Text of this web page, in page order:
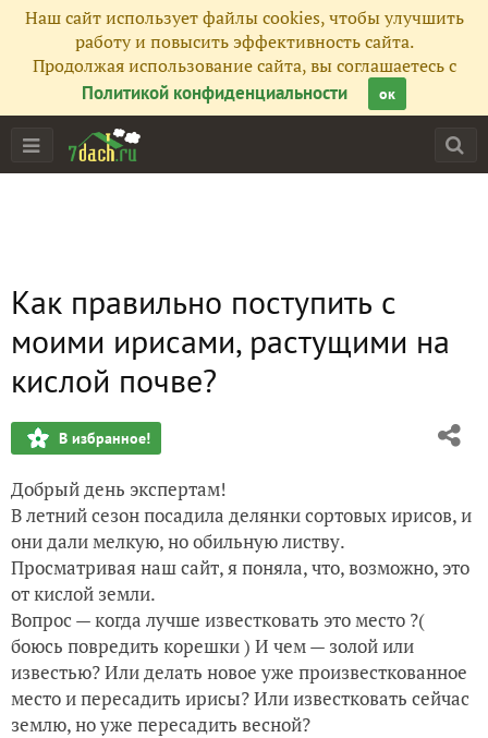
Наш сайт использует файлы cookies, чтобы улучшить
работу и повысить эффективность сайта.
Продолжая использование сайта, вы соглашаетесь с
Политикой конфиденциальности
ок
Как правильно поступить с
моими ирисами, растущими на
кислой почве?
В избранное!
Добрый день экспертам!
В летний сезон посадила делянки сортовых ирисов, и
они дали мелкую, но обильную листву.
Просматривая наш сайт, я поняла, что, возможно, это
от кислой земли.
Вопрос — когда лучше известковать это место ?(
боюсь повредить корешки ) И чем — золой или
известью? Или делать новое уже произвесткованное
место и пересадить ирисы? Или известковать сейчас
землю, но уже пересадить весной?